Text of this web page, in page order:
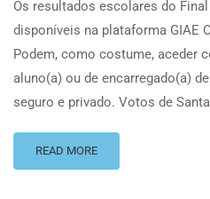
Os resultados escolares do
disponíveis na plataforma GIAE
Podem, como costume, aceder
aluno(a) ou de encarregado(a)
seguro e privado. Votos de
READ MORE